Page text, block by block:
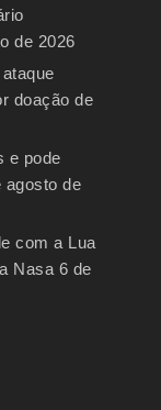
de 2026
doação de
e pode
agosto de
com a Lua
Nasa 6 de